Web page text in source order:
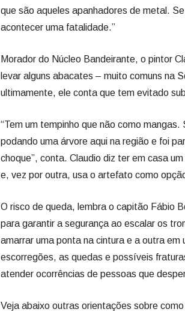
que são aqueles apanhadores de metal.
acontecer uma fatalidade.”
Morador do Núcleo Bandeirante, o pintor
levar alguns abacates – muito comuns na
ultimamente, ele conta que tem evitado
“Tem um tempinho que não como
podando uma árvore aqui na região e foi
choque”, conta. Claudio diz ter em casa
e, vez por outra, usa o artefato como
O risco de queda, lembra o capitão Fábio
para garantir a segurança ao escalar os
amarrar uma ponta na cintura e a outra
escorregões, as quedas e possíveis
atender ocorrências de pessoas que
Veja abaixo outras orientações sobre